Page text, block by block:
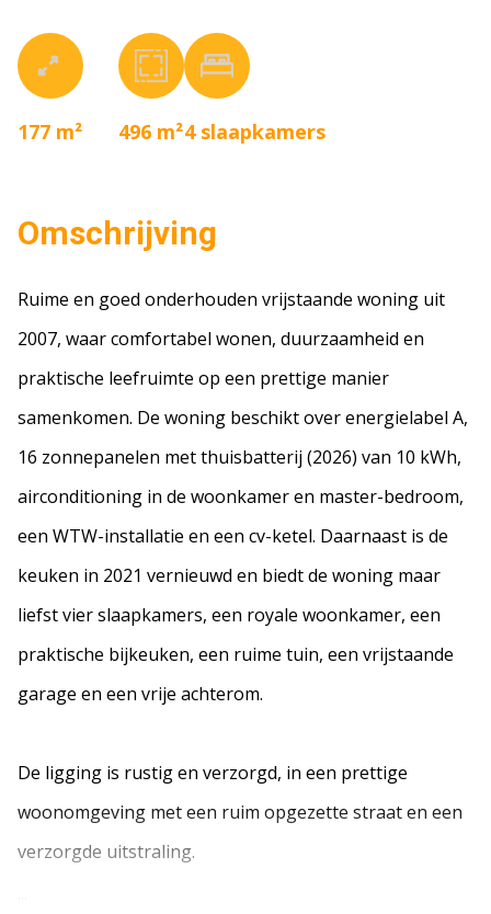
177 m² 496 m²4 slaapkamers
Omschrijving
Ruime en goed onderhouden vrijstaande woning uit
2007, waar comfortabel wonen, duurzaamheid en
praktische leefruimte op een prettige manier
samenkomen. De woning beschikt over energielabel A,
16 zonnepanelen met thuisbatterij (2026) van 10 kWh,
airconditioning in de woonkamer en master-bedroom,
een WTW-installatie en een cv-ketel. Daarnaast is de
keuken in 2021 vernieuwd en biedt de woning maar
liefst vier slaapkamers, een royale woonkamer, een
praktische bijkeuken, een ruime tuin, een vrijstaande
garage en een vrije achterom.
De ligging is rustig en verzorgd, in een prettige
woonomgeving met een ruim opgezette straat en een
verzorgde uitstraling.